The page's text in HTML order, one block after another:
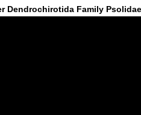
Dendrochirotida Family